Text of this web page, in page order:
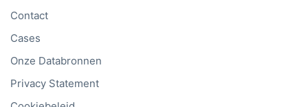
Contact
Cases
Onze Databronnen
Privacy Statement